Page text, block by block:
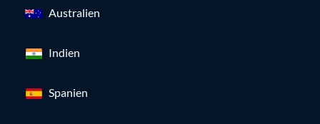
Australien
Indien
Spanien